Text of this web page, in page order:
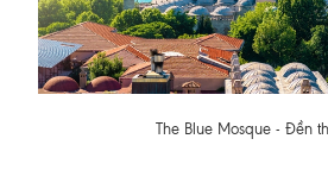
The Blue Mosque - Đền